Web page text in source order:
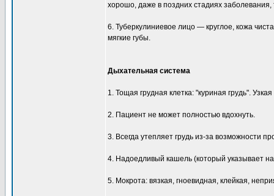
хорошо, даже в поздних стадиях
6. Туберкулиниевое лицо — круглое, кожа
мягкие губы.
Дыхательная система
1. Тощая грудная клетка: "куриная грудь".
2. Пациент не может полностью вдохнуть.
3. Всегда утепляет грудь из-за возможности
4. Надоедливый кашель (который указывает на
5. Мокрота: вязкая, гноевидная, клейкая,